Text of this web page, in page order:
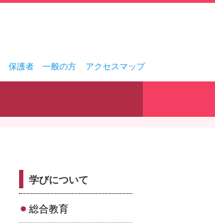
保護者 一般の方 アクセスマップ
学びについて
総合教育